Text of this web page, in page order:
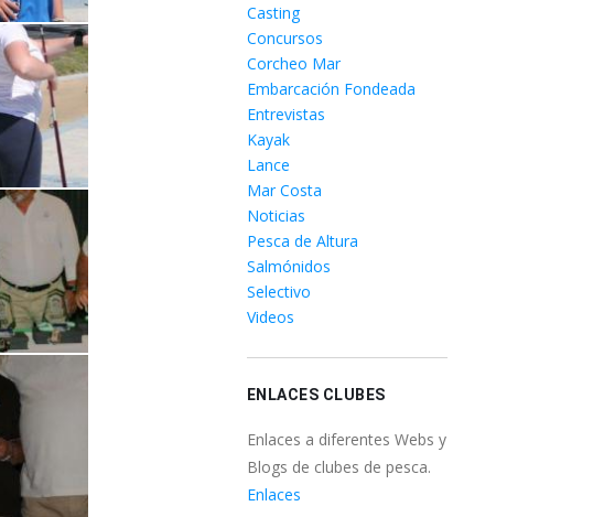
Casting
Concursos
Corcheo Mar
Embarcación Fondeada
Entrevistas
Kayak
Lance
Mar Costa
Noticias
Pesca de Altura
Salmónidos
Selectivo
Videos
ENLACES CLUBES
Enlaces a diferentes Webs y
Blogs de clubes de pesca.
Enlaces